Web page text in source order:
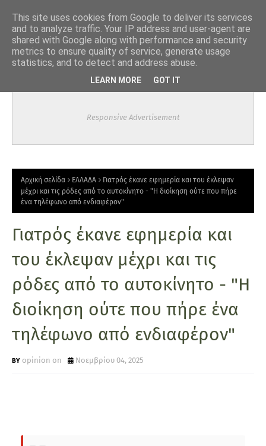
Responsive Advertisement
Αρχική σελίδα ΕΛΛΑΔΑ
Γιατρός έκανε εφημερία και του έκλεψαν
μέχρι και τις ρόδες από το αυτοκίνητο - "Η διοίκηση ούτε που πήρε
ένα τηλέφωνο από ενδιαφέρον"
Γιατρός έκανε εφημερία και
του έκλεψαν μέχρι και τις
ρόδες από το αυτοκίνητο - "Η
διοίκηση ούτε που πήρε ένα
τηλέφωνο από ενδιαφέρον"
opinion on Νοεμβρίου 04, 2025
This site uses cookies from Google to deliver its services
and to analyze traffic. Your IP address and user-agent are
shared with Google along with performance and security
metrics to ensure quality of service, generate usage
statistics, and to detect and address abuse.
LEARN MORE GOT IT